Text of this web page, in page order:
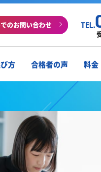
のお問い合わせ TEL.
方 合格者の声 料金